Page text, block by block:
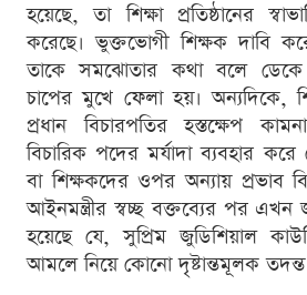
হয়েছে, তা শিক্ষা প্রতিষ্ঠানের
করেছে। ভুক্তভোগী শিক্ষক দাবি
তাকে সমঝোতার কথা বলে
চাপের মুখে ফেলা হয়। অন্যদিকে,
প্রধান বিচারপতির হস্তক্ষেপ
বিচারিক পদের মর্যাদা ব্যবহার
বা শিক্ষকদের ওপর অন্যায় প্রভাব
আইনমন্ত্রীর স্বচ্ছ বক্তব্যের পর
হয়েছে যে, সুপ্রিম জুডিশিয়াল
আমলে নিয়ে কোনো দৃষ্টান্তমূলক